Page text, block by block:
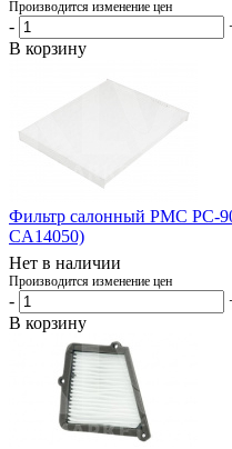
Производится изменение цен
-
В корзину
Фильтр салонный PMC PC-
CA14050)
Нет в наличии
Производится изменение цен
-
В корзину